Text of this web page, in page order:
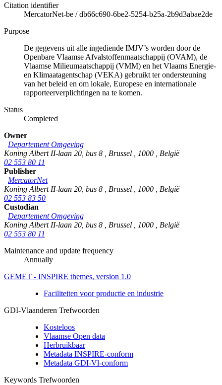
Citation identifier
MercatorNet-be /db66c690-6be2-5254-b25a-2b9d3abae2de
Purpose
De gegevens uit alle ingediende IMJV’s worden door de
Openbare Vlaamse Afvalstoffenmaatschappij (OVAM), de
Vlaamse Milieumaatschappij (VMM) en het Vlaams Energie-
en Klimaatagentschap (VEKA) gebruikt ter ondersteuning
van het beleid en om lokale, Europese en internationale
rapporteerverplichtingen na te komen.
Status
Completed
Owner
Departement Omgeving
Koning Albert II-laan 20, bus 8
Brussel 1000
België
02 553 80 11
Publisher
MercatorNet
Koning Albert II-laan 20, bus 8
Brussel 1000
België
02 553 83 50
Custodian
Departement Omgeving
Koning Albert II-laan 20, bus 8
Brussel 1000
België
02 553 80 11
Maintenance and update frequency
Annually
GEMET - INSPIRE themes, version 1.0
Faciliteiten voor productie en industrie
GDI-Vlaanderen Trefwoorden
Kosteloos
Vlaamse Open data
Herbruikbaar
Metadata INSPIRE-conform
Metadata GDI-Vl-conform
Keywords Trefwoorden